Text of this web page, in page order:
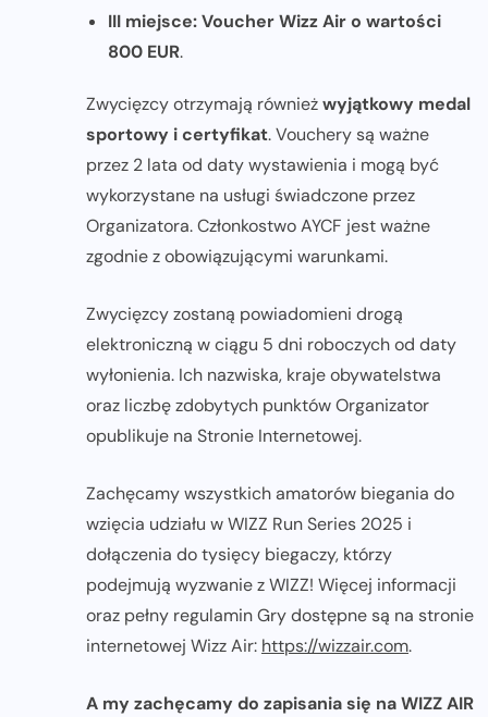
III miejsce:Voucher Wizz Air o wartości
800 EUR.
Zwycięzcy otrzymają równieżwyjątkowy medal
sportowy i certyfikat. Vouchery są ważne
przez 2 lata od daty wystawienia i mogą być
wykorzystane na usługi świadczone przez
Organizatora. Członkostwo AYCF jest ważne
zgodnie z obowiązującymi warunkami.
Zwycięzcy zostaną powiadomieni drogą
elektroniczną w ciągu 5 dni roboczych od daty
wyłonienia. Ich nazwiska, kraje obywatelstwa
oraz liczbę zdobytych punktów Organizator
opublikuje na Stronie Internetowej.
Zachęcamy wszystkich amatorów biegania do
wzięcia udziału w WIZZ Run Series 2025 i
dołączenia do tysięcy biegaczy, którzy
podejmują wyzwanie z WIZZ! Więcej informacji
oraz pełny regulamin Gry dostępne są na stronie
internetowej Wizz Air: https://wizzair.com.
A my zachęcamy do zapisania się na WIZZ AIR